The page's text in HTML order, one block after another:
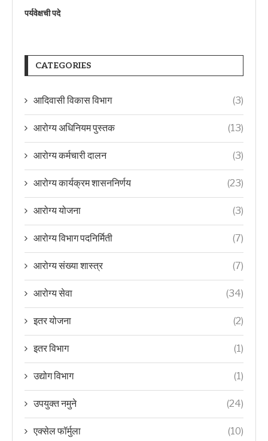
पर्यवेक्षची पदे
CATEGORIES
आदिवासी विकास विभाग (3)
आरोग्य अधिनियम पुस्तक (13)
आरोग्य कर्मचारी दालन (3)
आरोग्य कार्यक्रम शासननिर्णय (23)
आरोग्य योजना (3)
आरोग्य विभाग पदनिर्मिती (7)
आरोग्य संख्या शास्त्र (7)
आरोग्य सेवा (34)
इतर योजना (2)
इतर विभाग (1)
उद्योग विभाग (1)
उपयुक्त नमुने (24)
एक्सेल फॉर्मुला (10)